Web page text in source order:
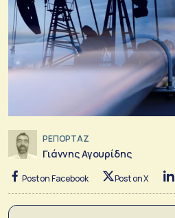
ΡΕΠΟΡΤΑΖ
Γιάννης Αγουρίδης
Post on Facebook Post on X